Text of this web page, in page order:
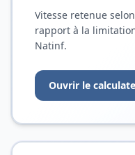
Vitesse retenue
rapport à la
Natinf.
Ouvrir le